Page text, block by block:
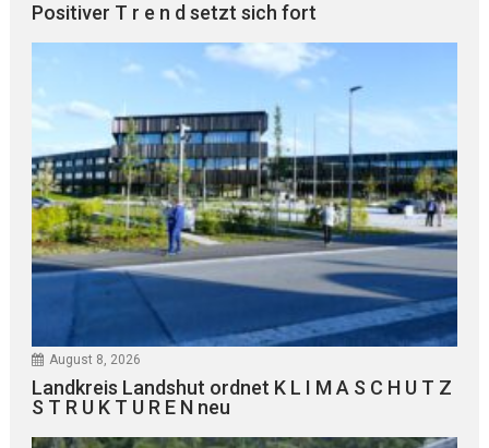
Positiver T r e n d setzt sich fort
August 8, 2026
Landkreis Landshut ordnet K L I M A S C H U T Z
S T R U K T U R E N neu